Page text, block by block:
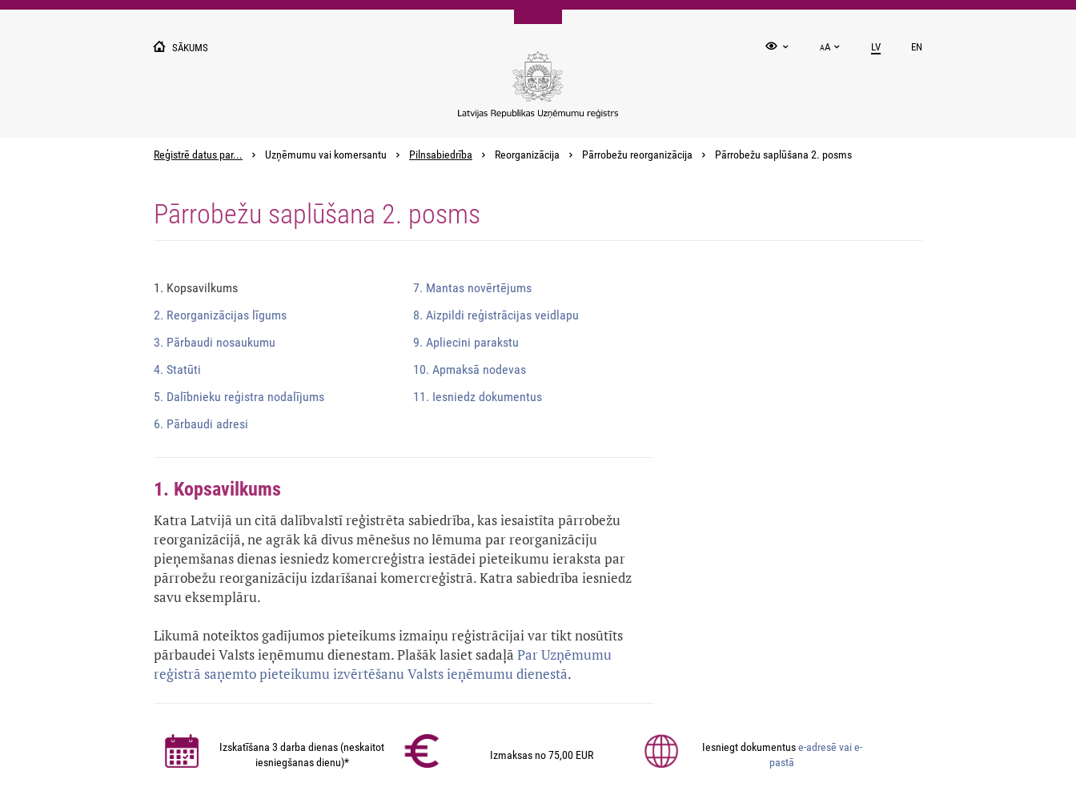
Pārlekt
SĀKUMS AA LV EN
Reģistrē datus par... Uzņēmumu vai komersantu Pilnsabiedrība Reorganizācija Pārrobežu reorganizācija Pārrobežu saplūšana 2. posms
Pārrobežu saplūšana 2. posms
1. Kopsavilkums
2. Reorganizācijas līgums
3. Pārbaudi nosaukumu
4. Statūti
5. Dalībnieku reģistra nodalījums
6. Pārbaudi adresi
7. Mantas novērtējums
8. Aizpildi reģistrācijas veidlapu
9. Apliecini parakstu
10. Apmaksā nodevas
11. Iesniedz dokumentus
1. Kopsavilkums
Katra Latvijā un citā dalībvalstī reģistrēta sabiedrība, kas iesaistīta pārrobežu
reorganizācijā, ne agrāk kā divus mēnešus no lēmuma par reorganizāciju
pieņemšanas dienas iesniedz komercreģistra iestādei pieteikumu ieraksta par
pārrobežu reorganizāciju izdarīšanai komercreģistrā. Katra sabiedrība iesniedz
savu eksemplāru.
Likumā noteiktos gadījumos pieteikums izmaiņu reģistrācijai var tikt nosūtīts
pārbaudei Valsts ieņēmumu dienestam. Plašāk lasiet sadaļā Par Uzņēmumu
reģistrā saņemto pieteikumu izvērtēšanu Valsts ieņēmumu dienestā.
Izskatīšana 3 darba dienas (neskaitot
iesniegšanas dienu)*
Izmaksas no 75,00 EUR
Iesniegt dokumentuse-adresē vai e-
pastā